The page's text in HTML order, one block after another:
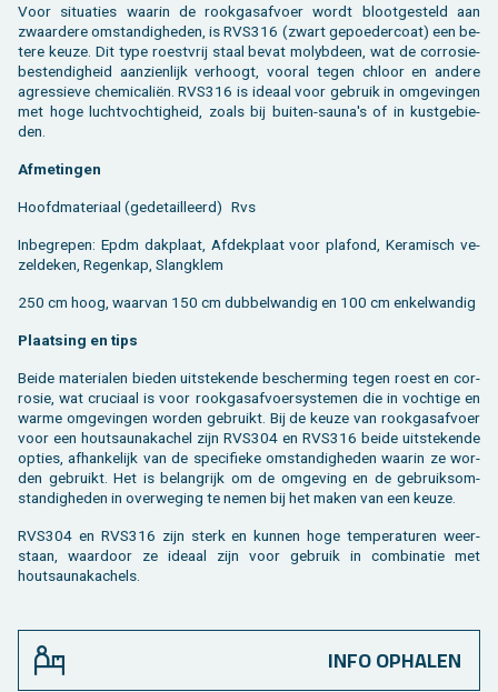
Voor si­tu­a­ties waar­in de rook­gas­af­voer wordt bloot­ge­steld aan
zwaar­de­re om­stan­dig­he­den, is RVS316 (zwart ge­poe­der­coat) een be­
te­re keuze. Dit type roest­vrij staal bevat mo­lyb­deen, wat de cor­ro­sie­
be­sten­dig­heid aan­zien­lijk ver­hoogt, voor­al tegen chloor en an­de­re
agres­sie­ve che­mi­ca­liën. RVS316 is ide­aal voor ge­bruik in om­ge­vin­gen
met hoge lucht­voch­tig­heid, zoals bij bui­ten-sauna's of in kust­ge­bie­
den.
Af­me­tin­gen
Hoofd­ma­te­ri­aal (ge­de­tail­leerd) Rvs
In­be­gre­pen: Epdm dak­plaat, Af­dek­plaat voor pla­fond, Ke­ra­misch ve­
zel­de­ken, Re­gen­kap, Slang­klem
250 cm hoog, waar­van 150 cm dub­bel­wan­dig en 100 cm en­kel­wan­dig
Plaat­sing en tips
Beide ma­te­ri­a­len bie­den uit­ste­ken­de be­scher­ming tegen roest en cor­
ro­sie, wat cru­ci­aal is voor rook­gas­af­voer­sys­te­men die in voch­ti­ge en
warme om­ge­vin­gen wor­den ge­bruikt. Bij de keuze van rook­gas­af­voer
voor een houtsau­nakachel zijn RVS304 en RVS316 beide uit­ste­ken­de
op­ties, af­han­ke­lijk van de spe­ci­fie­ke om­stan­dig­he­den waar­in ze wor­
den ge­bruikt. Het is be­lang­rijk om de om­ge­ving en de ge­bruiks­om­
stan­dig­he­den in over­we­ging te nemen bij het maken van een keuze.
RVS304 en RVS316 zijn sterk en kun­nen hoge tem­pe­ra­tu­ren weer­
staan, waar­door ze ide­aal zijn voor ge­bruik in com­bi­na­tie met
houtsau­nakachels.
INFO OPHALEN